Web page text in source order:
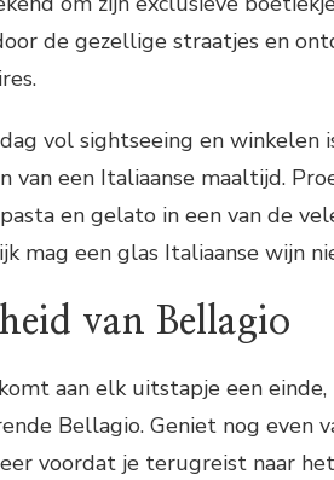
de gezellige straatjes en
vol sightseeing en
van een Italiaanse maaltijd.
en gelato in een van de
mag een glas Italiaanse wijn
van Bellagio
aan elk uitstapje een
Bellagio. Geniet nog even
voordat je terugreist naar